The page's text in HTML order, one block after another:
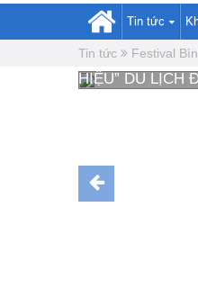
Tin tức
Tin tức Festival
FESTIVAL VÕ
HIỆU” DU LỊCH